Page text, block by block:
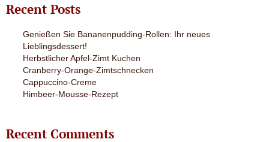
Recent Posts
Genießen Sie Bananenpudding-Rollen: Ihr neues
Lieblingsdessert!
Herbstlicher Apfel-Zimt Kuchen
Cranberry-Orange-Zimtschnecken
Cappuccino-Creme
Himbeer-Mousse-Rezept
Recent Comments